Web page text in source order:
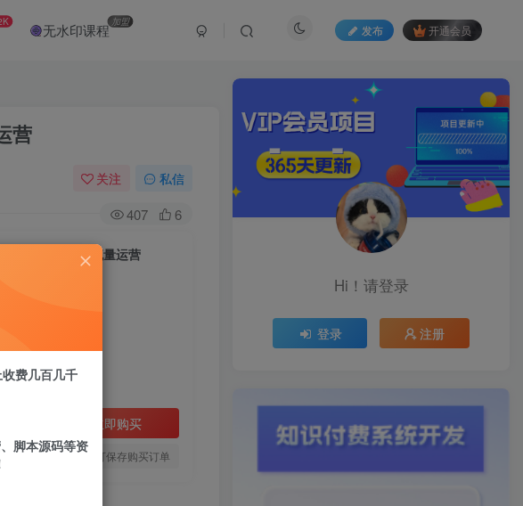
无水印课程 加盟
发布 开通会员
营
关注 私信
407 6
析，系统教学流量运营
立即购买
建议登陆后购买，可保存购买订单
Hi！请登录
登录 注册
费几百几千
脚本源码等资